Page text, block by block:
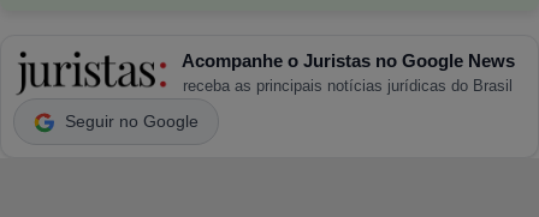
Acompanhe o Juristas no Google News
receba as principais notícias jurídicas do Brasil
Seguir no Google